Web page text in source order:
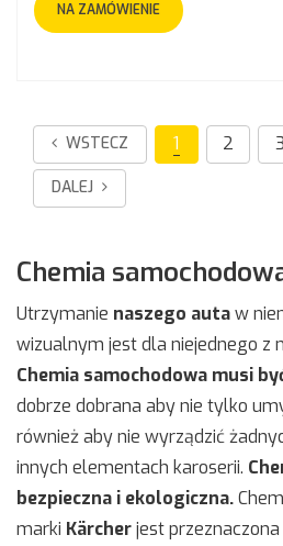
NA ZAMÓWIENIE
WSTECZ 1 2 3
DALEJ
Chemia
Utrzymanie naszego autaw
wizualnym jest dla niejednego z
Chemia samochodowa musi
dobrze dobrana aby nie tylko
również aby nie wyrządzić
innych elementach karoserii.
bezpieczna i ekologiczna.
marki Kärcherjest przeznaczona